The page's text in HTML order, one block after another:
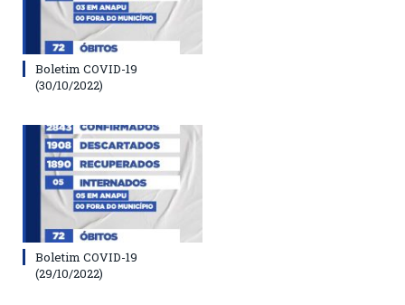
Boletim COVID-19
(30/10/2022)
Boletim COVID-19
(29/10/2022)